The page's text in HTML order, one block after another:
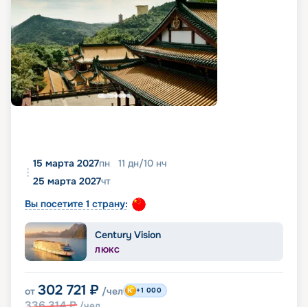
15 марта 2027пн 11 дн/10 нч
25 марта 2027чт
Вы посетите 1 страну:
Century Vision
ЛЮКС
от 302 721 ₽ /чел +1 000